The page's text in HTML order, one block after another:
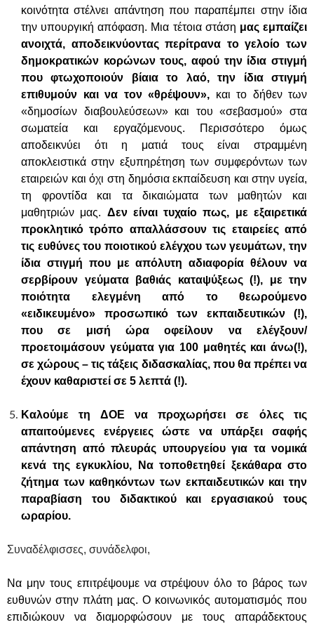
κοινότητα στέλνει απάντηση που παραπέμπει στην ίδια
την υπουργική απόφαση. Μια τέτοια στάση μας εμπαίζει
ανοιχτά, αποδεικνύοντας περίτρανα το γελοίο των
δημοκρατικών κορώνων τους, αφού την ίδια στιγμή
που φτωχοποιούν βίαια το λαό, την ίδια στιγμή
επιθυμούν και να τον «θρέψουν», και το δήθεν των
«δημοσίων διαβουλεύσεων» και του «σεβασμού» στα
σωματεία και εργαζόμενους. Περισσότερο όμως
αποδεικνύει ότι η ματιά τους είναι στραμμένη
αποκλειστικά στην εξυπηρέτηση των συμφερόντων των
εταιρειών και όχι στη δημόσια εκπαίδευση και στην υγεία,
τη φροντίδα και τα δικαιώματα των μαθητών και
μαθητριών μας. Δεν είναι τυχαίο πως, με εξαιρετικά
προκλητικό τρόπο απαλλάσσουν τις εταιρείες από
τις ευθύνες του ποιοτικού ελέγχου των γευμάτων, την
ίδια στιγμή που με απόλυτη αδιαφορία θέλουν να
σερβίρουν γεύματα βαθιάς καταψύξεως (!), με την
ποιότητα ελεγμένη από το θεωρούμενο
«ειδικευμένο» προσωπικό των εκπαιδευτικών (!),
που σε μισή ώρα οφείλουν να ελέγξουν/
προετοιμάσουν γεύματα για 100 μαθητές και άνω(!),
σε χώρους – τις τάξεις διδασκαλίας, που θα πρέπει να
έχουν καθαριστεί σε 5 λεπτά (!).
Καλούμε τη ΔΟΕ να προχωρήσει σε όλες τις
απαιτούμενες ενέργειες ώστε να υπάρξει σαφής
απάντηση από πλευράς υπουργείου για τα νομικά
κενά της εγκυκλίου, Να τοποθετηθεί ξεκάθαρα στο
ζήτημα των καθηκόντων των εκπαιδευτικών και την
παραβίαση του διδακτικού και εργασιακού τους
ωραρίου.
Συναδέλφισσες, συνάδελφοι,
Να μην τους επιτρέψουμε να στρέψουν όλο το βάρος των
ευθυνών στην πλάτη μας. Ο κοινωνικός αυτοματισμός που
επιδιώκουν να διαμορφώσουν με τους απαράδεκτους